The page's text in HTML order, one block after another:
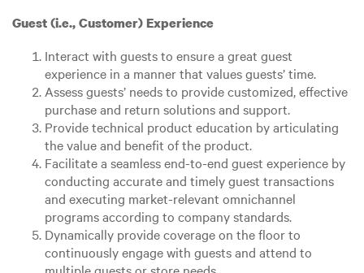
Guest (i.e., Customer) Experience
Interact with guests to ensure a great guest
experience in a manner that values guests’ time.
Assess guests’ needs to provide customized, effective
purchase and return solutions and support.
Provide technical product education by articulating
the value and benefit of the product.
Facilitate a seamless end-to-end guest experience by
conducting accurate and timely guest transactions
and executing market-relevant omnichannel
programs according to company standards.
Dynamically provide coverage on the floor to
continuously engage with guests and attend to